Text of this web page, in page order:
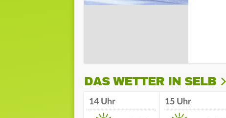
DAS WETTER IN SELB
14 Uhr 15 Uhr